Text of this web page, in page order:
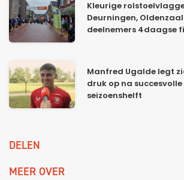
Kleurige
Deurningen,
deelnemers 4daagse
Manfred Ugalde legt
druk op na succesvolle
seizoenshelft
DELEN
MEER OVER